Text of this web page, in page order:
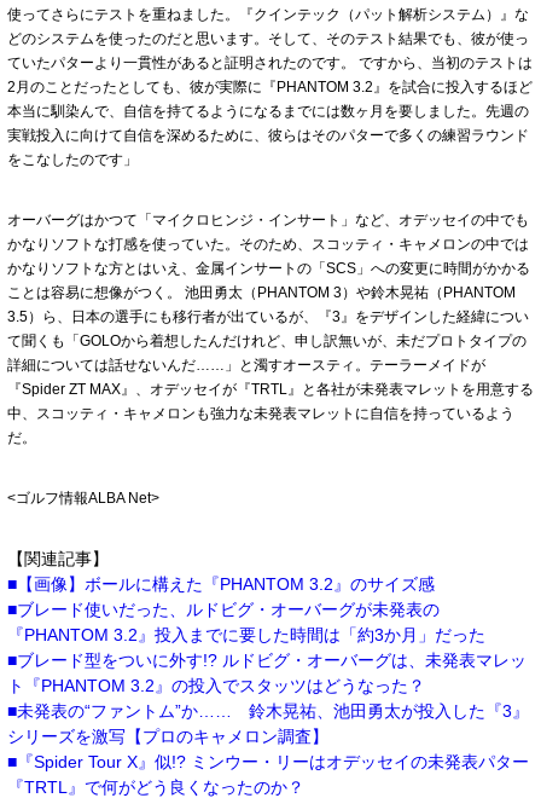
使ってさらにテストを重ねました。『クインテック（パット解析システム）』な
どのシステムを使ったのだと思います。そして、そのテスト結果でも、彼が使っ
ていたパターより一貫性があると証明されたのです。 ですから、当初のテストは
2月のことだったとしても、彼が実際に『PHANTOM 3.2』を試合に投入するほど
本当に馴染んで、自信を持てるようになるまでには数ヶ月を要しました。先週の
実戦投入に向けて自信を深めるために、彼らはそのパターで多くの練習ラウンド
をこなしたのです」
オーバーグはかつて「マイクロヒンジ・インサート」など、オデッセイの中でも
かなりソフトな打感を使っていた。そのため、スコッティ・キャメロンの中では
かなりソフトな方とはいえ、金属インサートの「SCS」への変更に時間がかかる
ことは容易に想像がつく。 池田勇太（PHANTOM 3）や鈴木晃祐（PHANTOM
3.5）ら、日本の選手にも移行者が出ているが、『3』をデザインした経緯につい
て聞くも「GOLOから着想したんだけれど、申し訳無いが、未だプロトタイプの
詳細については話せないんだ……」と濁すオースティ。テーラーメイドが
『Spider ZT MAX』、オデッセイが『TRTL』と各社が未発表マレットを用意する
中、スコッティ・キャメロンも強力な未発表マレットに自信を持っているよう
だ。
<ゴルフ情報ALBA Net>
【関連記事】
【画像】ボールに構えた『PHANTOM 3.2』のサイズ感
ブレード使いだった、ルドビグ・オーバーグが未発表の
『PHANTOM 3.2』投入までに要した時間は「約3か月」だった
ブレード型をついに外す!? ルドビグ・オーバーグは、未発表マレッ
ト『PHANTOM 3.2』の投入でスタッツはどうなった？
未発表の“ファントム”か…… 鈴木晃祐、池田勇太が投入した『3』
シリーズを激写【プロのキャメロン調査】
『Spider Tour X』似!? ミンウー・リーはオデッセイの未発表パター
『TRTL』で何がどう良くなったのか？